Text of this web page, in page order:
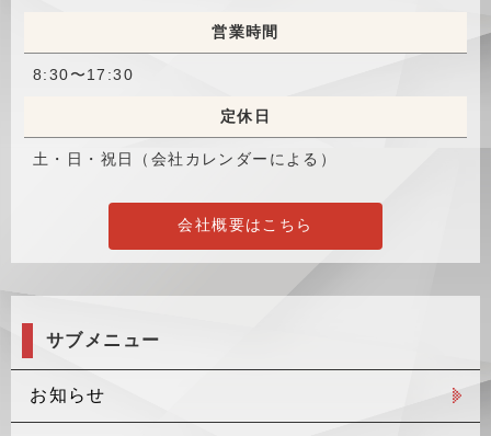
営業時間
8:30〜17:30
定休日
土・日・祝日（会社カレンダーによる）
会社概要はこちら
サブメニュー
お知らせ